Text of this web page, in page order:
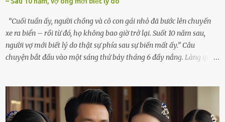
cúi xuống lau chùi bát hương, một luồng gió lạ thoáng qua, khiến
tôi giật mình. Và rồi, một chuyện kinh...
“Cuối tuần ấy, người chồng và cô con gái nhỏ đã bước lên chuyến
xe ra biển – rồi từ đó, họ không bao giờ trở lại. Suốt 10 năm sau,
người vợ mới biết lý do thật sự phía sau sự biến mất ấy.” Câu
chuyện bắt đầu vào một sáng thứ bảy tháng 6 đầy nắng. Làng quê
không kém. Ông Minh, vốn là một người đàn ông điềm đạm, ít nói,
hôm ấy lại đặc biệt vui vẻ. Ông chuẩn bị hành lý cho chuyến đi biển
cùng cô con gái 8 tuổi tên Thảo. “Em ở nhà nghỉ ngơi nhé, anh đưa